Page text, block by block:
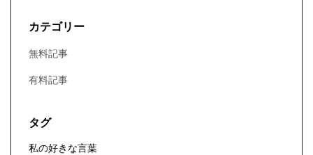
カテゴリー
無料記事
有料記事
タグ
私の好きな言葉